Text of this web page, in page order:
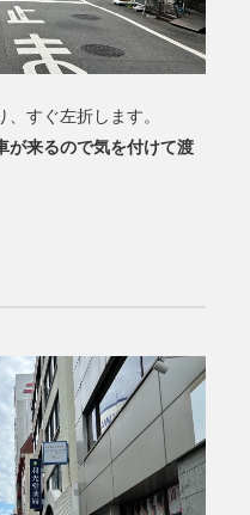
すぐ左折します。
が来るので気を付けて渡